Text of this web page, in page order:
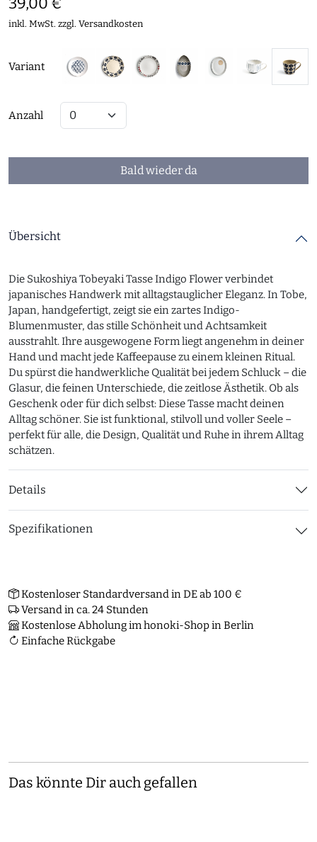
inkl. MwSt. zzgl. Versandkosten
Variant
Anzahl
Bald wieder da
Übersicht
Die Sukoshiya Tobeyaki Tasse Indigo Flower verbindet
japanisches Handwerk mit alltagstauglicher Eleganz. In Tobe,
Japan, handgefertigt, zeigt sie ein zartes Indigo-
Blumenmuster, das stille Schönheit und Achtsamkeit
ausstrahlt. Ihre ausgewogene Form liegt angenehm in deiner
Hand und macht jede Kaffeepause zu einem kleinen Ritual.
Du spürst die handwerkliche Qualität bei jedem Schluck – die
Glasur, die feinen Unterschiede, die zeitlose Ästhetik. Ob als
Geschenk oder für dich selbst: Diese Tasse macht deinen
Alltag schöner. Sie ist funktional, stilvoll und voller Seele –
perfekt für alle, die Design, Qualität und Ruhe in ihrem Alltag
schätzen.
Details
Spezifikationen
Kostenloser Standardversand in DE ab 100 €
Versand in ca. 24 Stunden
Kostenlose Abholung im honoki-Shop in Berlin
Einfache Rückgabe
Das könnte Dir auch gefallen